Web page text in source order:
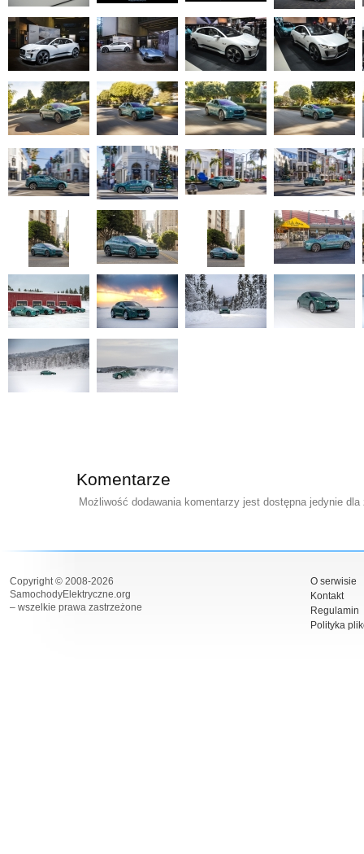
Komentarze
Możliwość dodawania komentarzy jest dostępna jedynie
Copyright © 2008-2026
SamochodyElektryczne.org
– wszelkie prawa zastrzeżone
O serwisie
Kontakt
Regulamin
Polityka